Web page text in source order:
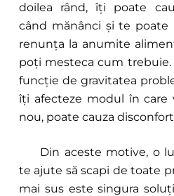
doilea rând, îți poate
când mănânci și te
renunța la anumite
poți mesteca cum trebuie.
funcție de gravitatea
îți afecteze modul în care
nou, poate cauza
Din aceste motive, o
te ajute să scapi de toate
mai sus este singura